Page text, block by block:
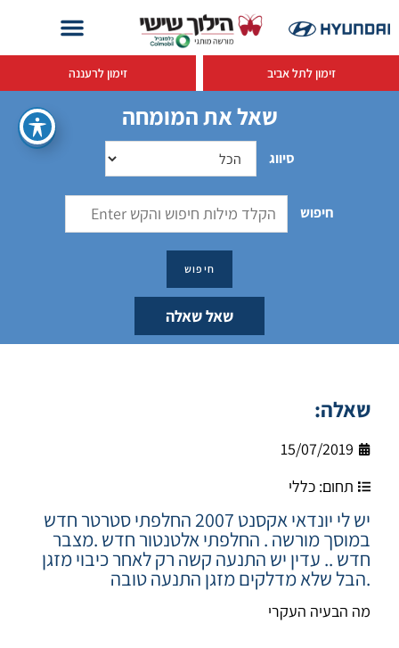
זימון לתל אביב זימון לרעננה
שאל את המומחה
סיווג
חיפוש
שאל שאלה
שאלה:
15/07/2019
תחום: כללי
יש לי יונדאי אקסנט 2007 החלפתי סטרטר חדש
במוסך מורשה . החלפתי אלטנטור חדש .מצבר
חדש .. עדין יש התנעה קשה רק לאחר כיבוי מזגן
.הבל שלא מדלקים מזגן התנעה טובה
מה הבעיה העקרי